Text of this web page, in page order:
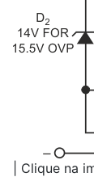
| Clique na